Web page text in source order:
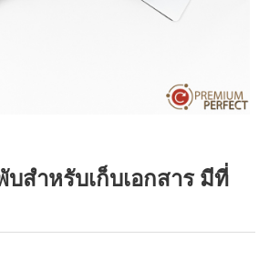
บสำหรับเก็บเอกสาร มีที่